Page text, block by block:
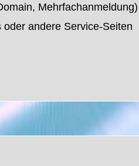
Mehrfachanmeldung)
andere Service-Seiten